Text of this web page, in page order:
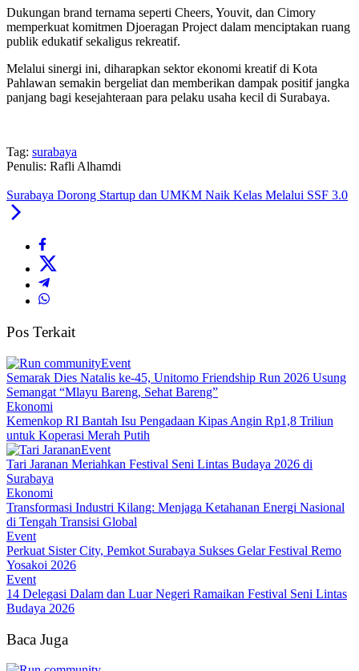
Dukungan brand ternama seperti Cheers, Youvit, dan Cimory
memperkuat komitmen Djoeragan Project dalam menciptakan ruang
publik edukatif sekaligus rekreatif.
Melalui sinergi ini, diharapkan sektor ekonomi kreatif di Kota
Pahlawan semakin bergeliat dan memberikan dampak positif jangka
panjang bagi kesejahteraan para pelaku usaha kecil di Surabaya.
Tag: surabaya
Penulis: Rafli Alhamdi
Surabaya Dorong Startup dan UMKM Naik Kelas Melalui SSF 3.0
Pos Terkait
Event
Semarak Dies Natalis ke-45, Unitomo Friendship Run 2026 Usung
Semangat “Mlayu Bareng, Sehat Bareng”
Ekonomi
Kemenkop RI Bantah Isu Pengadaan Kipas Angin Rp1,8 Triliun
untuk Koperasi Merah Putih
Event
Tari Jaranan Meriahkan Festival Seni Lintas Budaya 2026 di
Surabaya
Ekonomi
Transformasi Industri Kilang: Menjaga Ketahanan Energi Nasional
di Tengah Transisi Global
Event
Perkuat Sister City, Pemkot Surabaya Sukses Gelar Festival Remo
Yosakoi 2026
Event
14 Delegasi Dalam dan Luar Negeri Ramaikan Festival Seni Lintas
Budaya 2026
Baca Juga